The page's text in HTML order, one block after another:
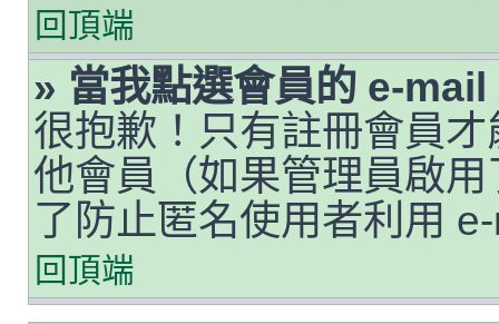
回頂端
» 當我點選會員的 e-
很抱歉！只有註冊會員
他會員（如果管理員啟
了防止匿名使用者利用
回頂端